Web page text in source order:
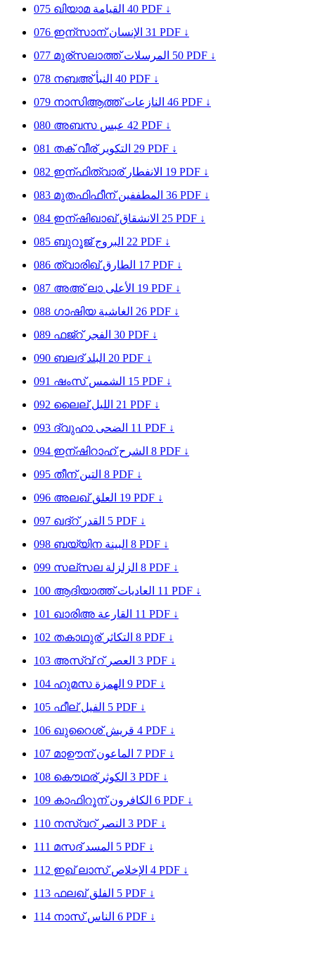
075 ഖിയാമ القيامة 40 PDF ↓
076 ഇന്സാന്الإنسان 31 PDF ↓
077 മുര്സലാത്ത്المرسلات 50 PDF ↓
078 നബഅ്النبأ 40 PDF ↓
079 നാസിആത്ത്النازعات 46 PDF ↓
080 അബസ عبس 42 PDF ↓
081 തക് വീര് التكوير 29 PDF ↓
082 ഇന്ഫിത്വാര് الانفطار 19 PDF ↓
083 മുതഫിഫീന്المطففين 36 PDF ↓
084 ഇന്ഷിഖാഖ്الانشقاق 25 PDF ↓
085 ബുറൂജ്البروج 22 PDF ↓
086 ത്വാരിഖ്الطارق 17 PDF ↓
087 അഅ് ലാ الأعلى 19 PDF ↓
088 ഗാഷിയ الغاشية 26 PDF ↓
089 ഫജ്റ് الفجر 30 PDF ↓
090 ബലദ്البلد 20 PDF ↓
091 ഷംസ്الشمس 15 PDF ↓
092 ലൈല്الليل 21 PDF ↓
093 ദ്വുഹാ الضحى 11 PDF ↓
094 ഇന്ഷിറാഹ്الشرح 8 PDF ↓
095 തീന്التين 8 PDF ↓
096 അലഖ്العلق 19 PDF ↓
097 ഖദ്റ് القدر 5 PDF ↓
098 ബയ്യിന البينة 8 PDF ↓
099 സല്സല الزلزلة 8 PDF ↓
100 ആദിയാത്ത്العاديات 11 PDF ↓
101 ഖാരിഅ القارعة 11 PDF ↓
102 തകാഥുര് التكاثر 8 PDF ↓
103 അസ്വ് റ് العصر 3 PDF ↓
104 ഹുമസ الهمزة 9 PDF ↓
105 ഫീല്الفيل 5 PDF ↓
106 ഖുറൈശ്قريش 4 PDF ↓
107 മാഊന്الماعون 7 PDF ↓
108 കൌഥര് الكوثر 3 PDF ↓
109 കാഫിറൂന്الكافرون 6 PDF ↓
110 നസ്വറ് النصر 3 PDF ↓
111 മസദ്المسد 5 PDF ↓
112 ഇഖ് ലാസ്الإخلاص 4 PDF ↓
113 ഫലഖ്الفلق 5 PDF ↓
114 നാസ്الناس 6 PDF ↓